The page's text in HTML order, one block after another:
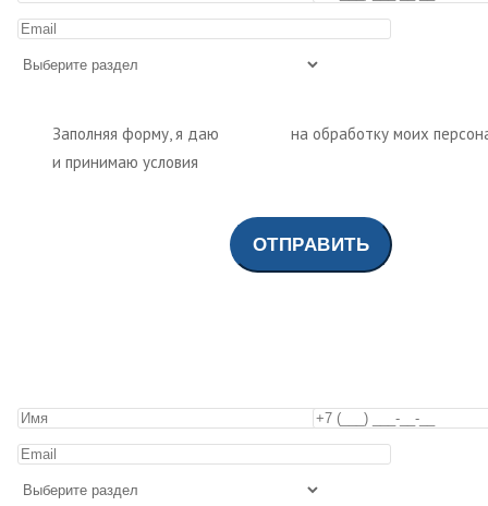
Заполняя форму, я даю
на обработку моих
и принимаю условия